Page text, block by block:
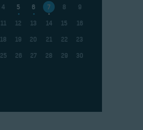
4 5 6 7 8
9
11 12 13 14 15
16
18 19 20 21 22
23
25 26 27 28 29
30